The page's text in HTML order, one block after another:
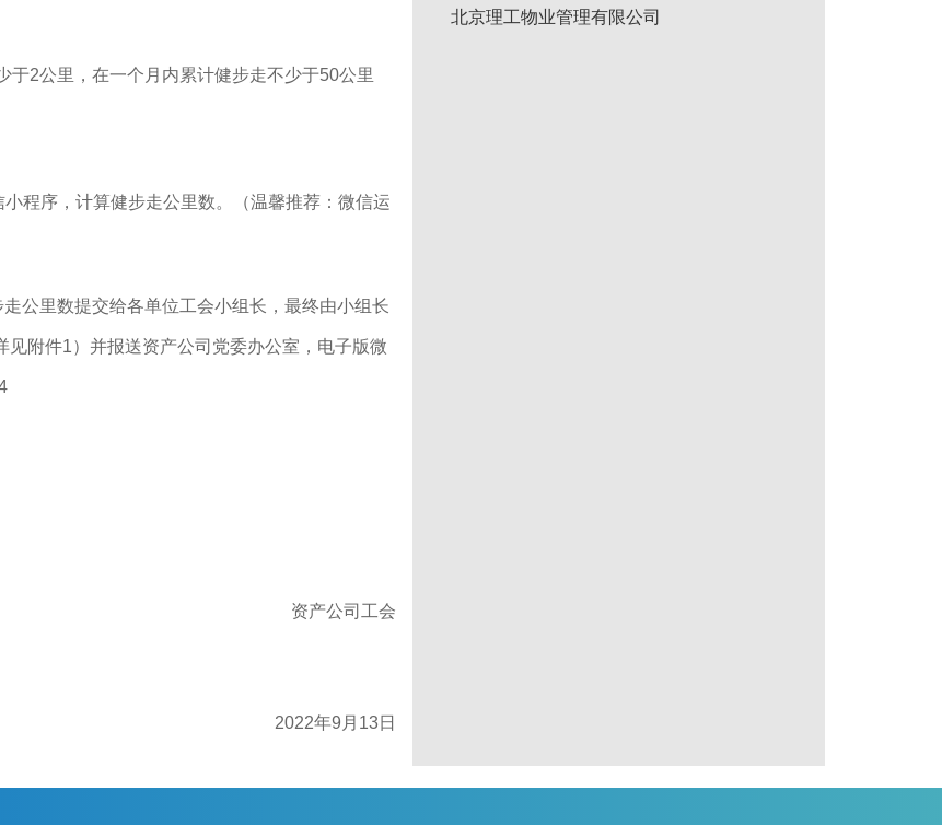
2公里，在一个月内累计健步走不少于50公里
程序，计算健步走公里数。（温馨推荐：微信运
公里数提交给各单位工会小组长，最终由小组长
附件1）并报送资产公司党委办公室，电子版微
资产公司工会
2022年9月13日
北京理工物业管理有限公司